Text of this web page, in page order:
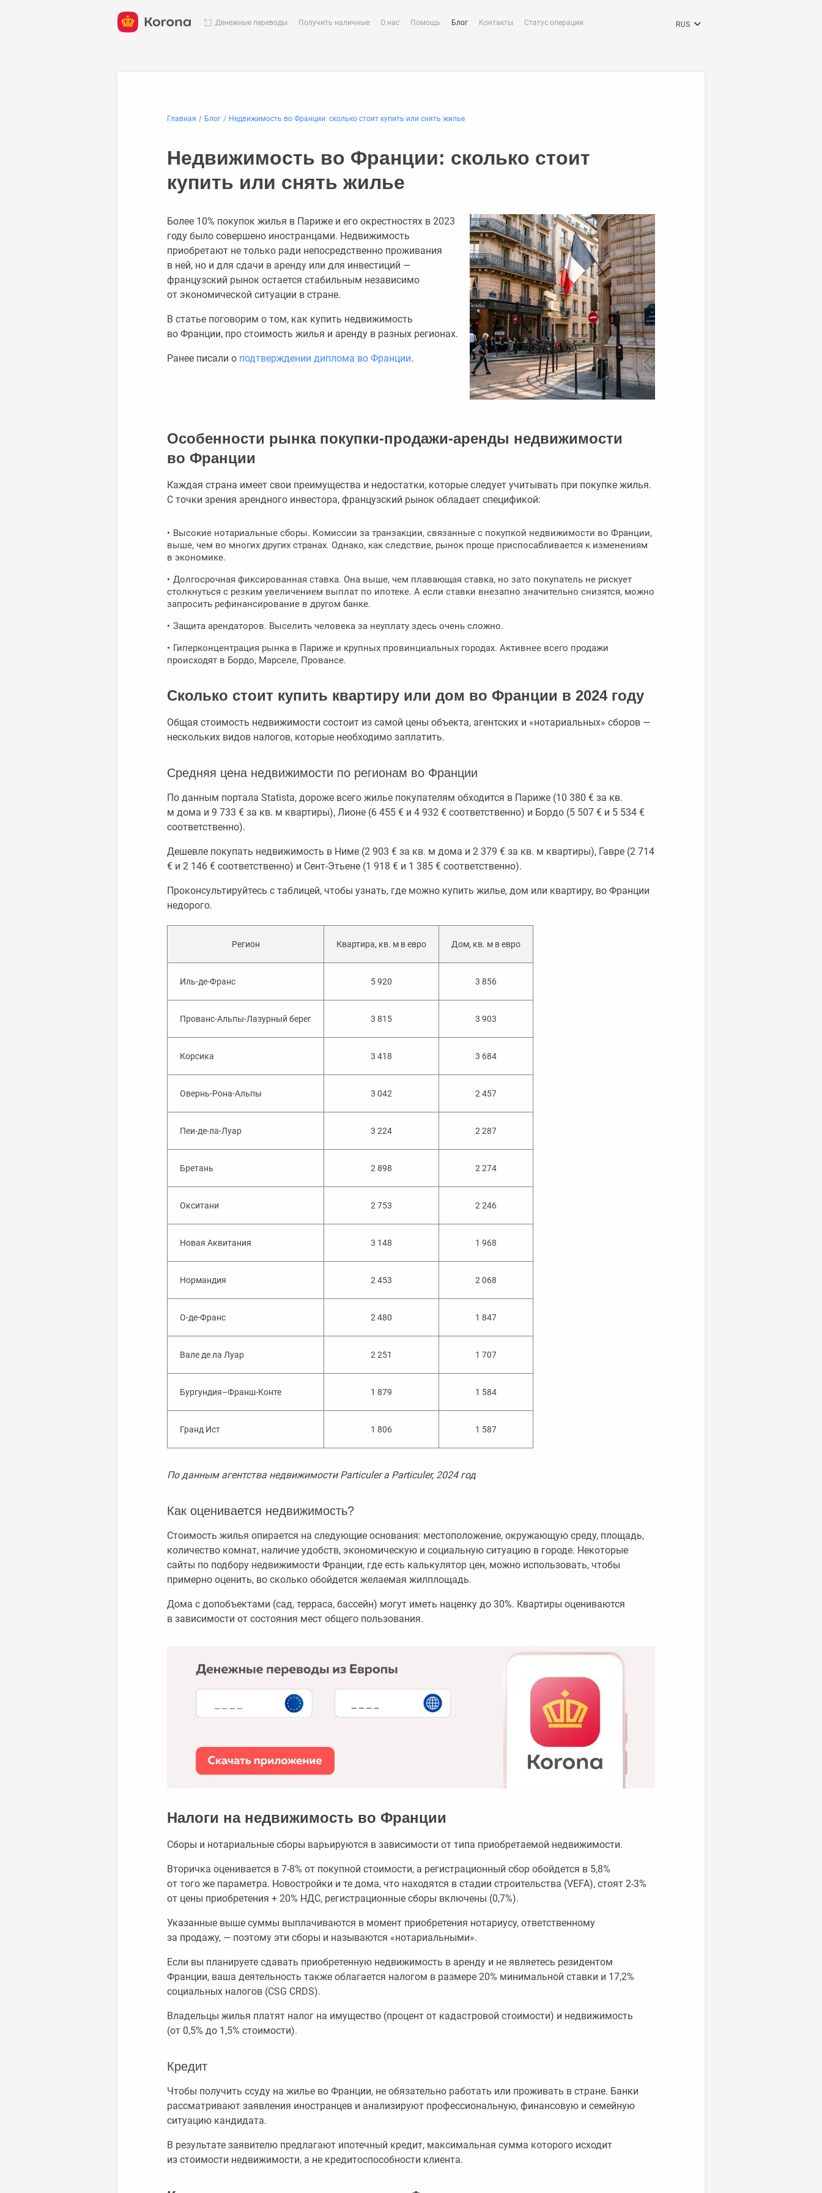
RUS
Денежные переводы Получить наличные О нас Помощь Блог Контакты Статус операции
Главная Блог Недвижимость во Франции: сколько стоит купить или снять жилье
Недвижимость во Франции: сколько стоит
купить или снять жилье
Более 10% покупок жилья в Париже и его окрестностях в 2023
году было совершено иностранцами. Недвижимость
приобретают не только ради непосредственно проживания
в ней, но и для сдачи в аренду или для инвестиций —
французский рынок остается стабильным независимо
от экономической ситуации в стране.
В статье поговорим о том, как купить недвижимость
во Франции, про стоимость жилья и аренду в разных регионах.
Ранее писали о подтверждении диплома во Франции.
Особенности рынка покупки-продажи-аренды недвижимости
во Франции
Каждая страна имеет свои преимущества и недостатки, которые следует учитывать при покупке жилья.
С точки зрения арендного инвестора, французский рынок обладает спецификой:
Высокие нотариальные сборы. Комиссии за транзакции, связанные с покупкой недвижимости во Франции,
выше, чем во многих других странах. Однако, как следствие, рынок проще приспосабливается к изменениям
в экономике.
Долгосрочная фиксированная ставка. Она выше, чем плавающая ставка, но зато покупатель не рискует
столкнуться с резким увеличением выплат по ипотеке. А если ставки внезапно значительно снизятся, можно
запросить рефинансирование в другом банке.
Защита арендаторов. Выселить человека за неуплату здесь очень сложно.
Гиперконцентрация рынка в Париже и крупных провинциальных городах. Активнее всего продажи
происходят в Бордо, Марселе, Провансе.
Сколько стоит купить квартиру или дом во Франции в 2024 году
Общая стоимость недвижимости состоит из самой цены объекта, агентских и «нотариальных» сборов —
нескольких видов налогов, которые необходимо заплатить.
Средняя цена недвижимости по регионам во Франции
По данным портала Statista, дороже всего жилье покупателям обходится в Париже (10 380 € за кв.
м дома и 9 733 € за кв. м квартиры), Лионе (6 455 € и 4 932 € соответственно) и Бордо (5 507 € и 5 534 €
соответственно).
Дешевле покупать недвижимость в Ниме (2 903 € за кв. м дома и 2 379 € за кв. м квартиры), Гавре (2 714
€ и 2 146 € соответственно) и Сент-Этьене (1 918 € и 1 385 € соответственно).
Проконсультируйтесь с таблицей, чтобы узнать, где можно купить жилье, дом или квартиру, во Франции
недорого.
Регион Квартира, кв. м в евро Дом, кв. м в евро
Иль-де-Франс 5 920 3 856
Прованс-Альпы-Лазурный берег 3 815 3 903
Корсика 3 418 3 684
Овернь-Рона-Альпы 3 042 2 457
Пеи-де-ла-Луар 3 224 2 287
Бретань 2 898 2 274
Окситани 2 753 2 246
Новая Аквитания 3 148 1 968
Нормандия 2 453 2 068
О-де-Франс 2 480 1 847
Вале де ла Луар 2 251 1 707
Бургундия–Франш-Конте 1 879 1 584
Гранд Ист 1 806 1 587
По данным агентства недвижимости Particuler a Particuler, 2024 год
Как оценивается недвижимость?
Стоимость жилья опирается на следующие основания: местоположение, окружающую среду, площадь,
количество комнат, наличие удобств, экономическую и социальную ситуацию в городе. Некоторые
сайты по подбору недвижимости Франции, где есть калькулятор цен, можно использовать, чтобы
примерно оценить, во сколько обойдется желаемая жилплощадь.
Дома с допобъектами (сад, терраса, бассейн) могут иметь наценку до 30%. Квартиры оцениваются
в зависимости от состояния мест общего пользования.
Налоги на недвижимость во Франции
Сборы и нотариальные сборы варьируются в зависимости от типа приобретаемой недвижимости.
Вторичка оценивается в 7-8% от покупной стоимости, а регистрационный сбор обойдется в 5,8%
от того же параметра. Новостройки и те дома, что находятся в стадии строительства (VEFA), стоят 2-3%
от цены приобретения + 20% НДС, регистрационные сборы включены (0,7%).
Указанные выше суммы выплачиваются в момент приобретения нотариусу, ответственному
за продажу, — поэтому эти сборы и называются «нотариальными».
Если вы планируете сдавать приобретенную недвижимость в аренду и не являетесь резидентом
Франции, ваша деятельность также облагается налогом в размере 20% минимальной ставки и 17,2%
социальных налогов (CSG CRDS).
Владельцы жилья платят налог на имущество (процент от кадастровой стоимости) и недвижимость
(от 0,5% до 1,5% стоимости).
Кредит
Чтобы получить ссуду на жилье во Франции, не обязательно работать или проживать в стране. Банки
рассматривают заявления иностранцев и анализируют профессиональную, финансовую и семейную
ситуацию кандидата.
В результате заявителю предлагают ипотечный кредит, максимальная сумма которого исходит
из стоимости недвижимости, а не кредитоспособности клиента.